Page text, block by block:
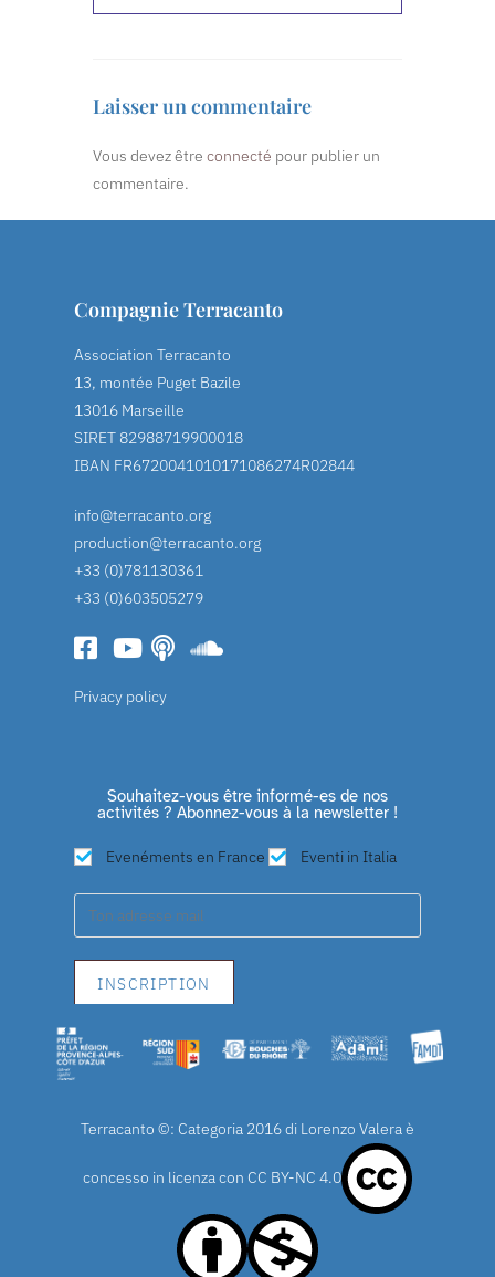
Laisser un commentaire
Vous devez être connecté pour publier un
commentaire.
Compagnie Terracanto
Association Terracanto
13, montée Puget Bazile
13016 Marseille
SIRET 82988719900018
IBAN FR6720041010171086274R02844
info@terracanto.org
production@terracanto.org
+33 (0)781130361
+33 (0)603505279
Privacy policy
Souhaitez-vous être informé-es de nos
activités ? Abonnez-vous à la newsletter !
Evenéments en France Eventi in Italia
Terracanto ©: Categoria 2016 di Lorenzo Valera è
concesso in licenza con CC BY-NC 4.0